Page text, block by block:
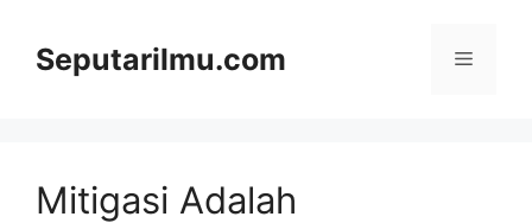
contentSeputarilmu.com Menu
Mitigasi Adalah